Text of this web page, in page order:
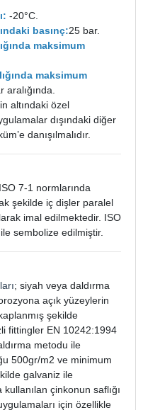
-20°C.
basınç:25 bar.
maksimum
maksimum
aralığında.
altındaki özel
dışındaki diğer
danışılmalıdır.
7-1 normlarında
şekilde iç dişler paralel
imal edilmektedir. ISO
sembolize edilmiştir.
; siyah veya daldırma
açık yüzeylerin
şekilde
fittingler EN 10242:1994
metodu ile
500gr/m2 ve minimum
galvaniz ile
çinkonun saflığı
için özellikle